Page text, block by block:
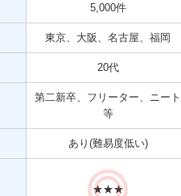
5,000件
東京、大阪、名古屋、福岡
20代
第二新卒、フリーター、ニート
等
あり(難易度低い)
★★★